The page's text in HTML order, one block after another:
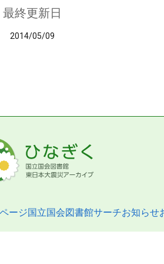
最終更新日
2014/05/09
ージ国立国会図書館サーチお知らせ